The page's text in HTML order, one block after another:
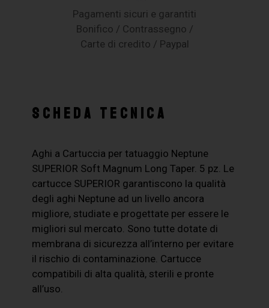
Pagamenti sicuri e garantiti
Bonifico / Contrassegno /
Carte di credito / Paypal
SCHEDA TECNICA
Aghi a Cartuccia per tatuaggio Neptune
SUPERIOR Soft Magnum Long Taper. 5 pz. Le
cartucce SUPERIOR garantiscono la qualità
degli aghi Neptune ad un livello ancora
migliore, studiate e progettate per essere le
migliori sul mercato. Sono tutte dotate di
membrana di sicurezza all’interno per evitare
il rischio di contaminazione. Cartucce
compatibili di alta qualità, sterili e pronte
all’uso.